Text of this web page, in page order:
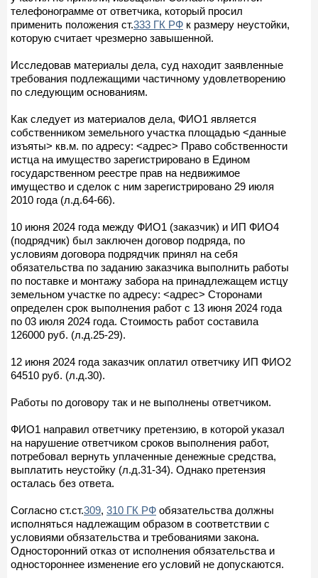
телефонограмме от ответчика, который просил
применить положения ст.333 ГК РФ к размеру неустойки,
которую считает чрезмерно завышенной.
Исследовав материалы дела, суд находит заявленные
требования подлежащими частичному удовлетворению
по следующим основаниям.
Как следует из материалов дела, ФИО1 является
собственником земельного участка площадью <данные
изъяты> кв.м. по адресу: <адрес> Право собственности
истца на имущество зарегистрировано в Едином
государственном реестре прав на недвижимое
имущество и сделок с ним зарегистрировано 29 июля
2010 года (л.д.64-66).
10 июня 2024 года между ФИО1 (заказчик) и ИП ФИО4
(подрядчик) был заключен договор подряда, по
условиям договора подрядчик принял на себя
обязательства по заданию заказчика выполнить работы
по поставке и монтажу забора на принадлежащем истцу
земельном участке по адресу: <адрес> Сторонами
определен срок выполнения работ с 13 июня 2024 года
по 03 июля 2024 года. Стоимость работ составила
126000 руб. (л.д.25-29).
12 июня 2024 года заказчик оплатил ответчику ИП ФИО2
64510 руб. (л.д.30).
Работы по договору так и не выполнены ответчиком.
ФИО1 направил ответчику претензию, в которой указал
на нарушение ответчиком сроков выполнения работ,
потребовал вернуть уплаченные денежные средства,
выплатить неустойку (л.д.31-34). Однако претензия
осталась без ответа.
Согласно ст.ст.309, 310 ГК РФ обязательства должны
исполняться надлежащим образом в соответствии с
условиями обязательства и требованиями закона.
Односторонний отказ от исполнения обязательства и
одностороннее изменение его условий не допускаются.